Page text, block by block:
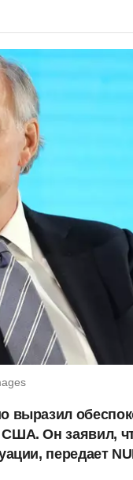
выразил
Он заявил,
передает